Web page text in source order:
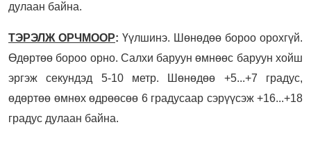
дулаан байна.
ТЭРЭЛЖ ОРЧМООР: Үүлшинэ. Шөнөдөө бороо орохгүй.
Өдөртөө бороо орно. Салхи баруун өмнөөс баруун хойш
эргэж секундэд 5-10 метр. Шөнөдөө +5...+7 градус,
өдөртөө өмнөх өдрөөсөө 6 градусаар сэрүүсэж +16...+18
градус дулаан байна.